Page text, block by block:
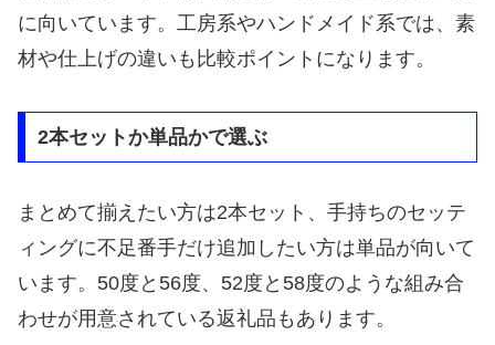
に向いています。工房系やハンドメイド系では、素
材や仕上げの違いも比較ポイントになります。
2本セットか単品かで選ぶ
まとめて揃えたい方は2本セット、手持ちのセッテ
ィングに不足番手だけ追加したい方は単品が向いて
います。50度と56度、52度と58度のような組み合
わせが用意されている返礼品もあります。